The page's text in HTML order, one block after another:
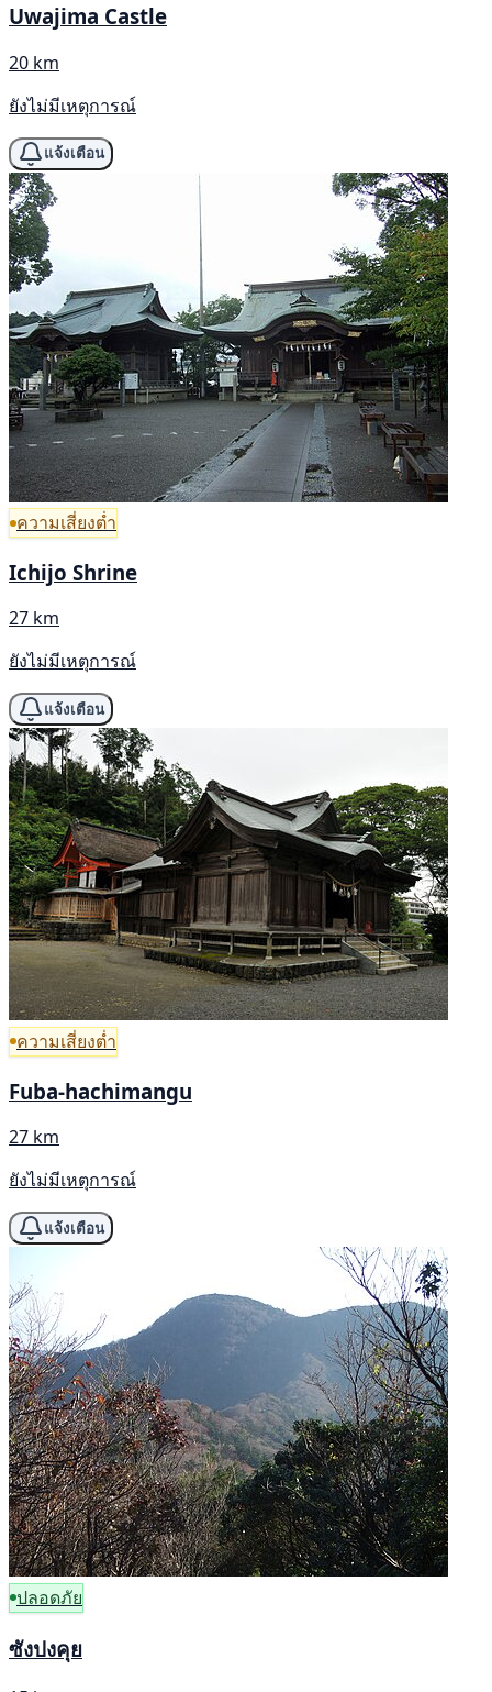
Uwajima Castle
20 km
ยังไม่มีเหตุการณ์
แจ้งเตือน
ความเสี่ยงต่ำ
Ichijo Shrine
27 km
ยังไม่มีเหตุการณ์
แจ้งเตือน
ความเสี่ยงต่ำ
Fuba-hachimangu
27 km
ยังไม่มีเหตุการณ์
แจ้งเตือน
ปลอดภัย
ซังปงคุย